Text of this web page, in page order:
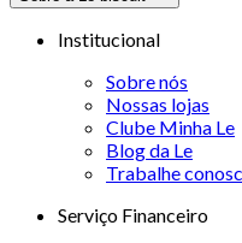
Institucional
Sobre nós
Nossas lojas
Clube Minha Le
Blog da Le
Trabalhe
Serviço Financeiro